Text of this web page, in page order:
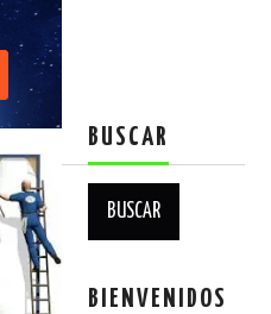
BUSCAR
BIENVENIDOS